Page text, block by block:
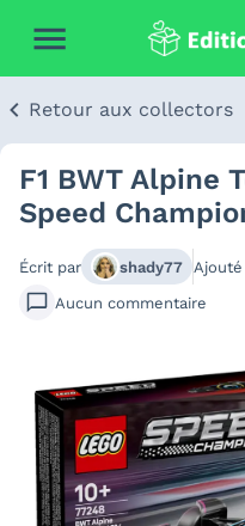
Retour aux collectors
F1 BWT Alpine
Speed
Écrit par shady77
Aucun commentaire